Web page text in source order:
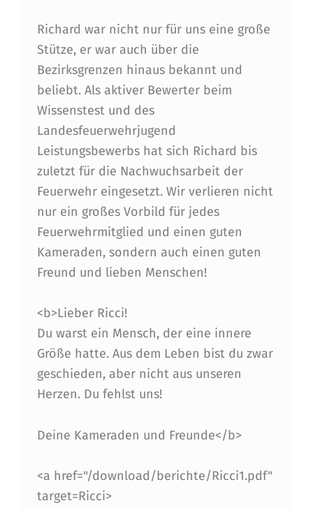
R
I
C
C
I
F
A
T
Y
C
V
E
R
S
O
B
Richard war nicht nur für uns eine große
Stütze, er war auch über die
Bezirksgrenzen hinaus bekannt und
beliebt. Als aktiver Bewerter beim
Wissenstest und des
Landesfeuerwehrjugend
Leistungsbewerbs hat sich Richard bis
zuletzt für die Nachwuchsarbeit der
Feuerwehr eingesetzt. Wir verlieren nicht
nur ein großes Vorbild für jedes
Feuerwehrmitglied und einen guten
Kameraden, sondern auch einen guten
Freund und lieben Menschen!
<b>Lieber Ricci!
Du warst ein Mensch, der eine innere
Größe hatte. Aus dem Leben bist du zwar
geschieden, aber nicht aus unseren
Herzen. Du fehlst uns!
Deine Kameraden und Freunde</b>
<a href="/download/berichte/Ricci1.pdf"
target=Ricci>